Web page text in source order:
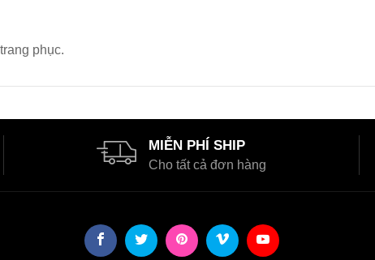
phục.
MIỄN PHÍ SHIP
Cho tất cả đơn hàng